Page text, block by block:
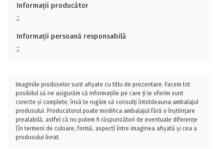
Informații producător
;;
Informații persoană responsabilă
;;
Imaginile produselor sunt afișate cu titlu de prezentare. Facem tot
posibilul să ne asigurăm că informațiile pe care ți le oferim sunt
corecte și complete, însă te rugăm să consulți întotdeauna ambalajul
produsului. Producătorul poate modifica ambalajul fără o înștiințare
prealabilă, astfel că nu putem fi răspunzători de eventuale diferențe
(în termeni de culoare, formă, aspect) între imaginea afișată și cea a
produsului livrat.